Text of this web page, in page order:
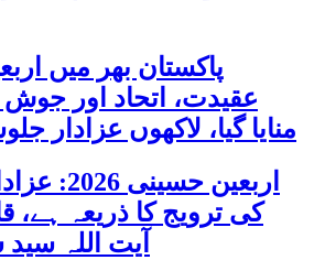
عقیدت، اتحاد اور
منایا گیا، لاکھوں عزادار
اربعین
کی ترویج کا ذریعہ ہے،
آیت اللہ